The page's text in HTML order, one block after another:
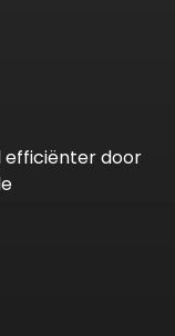
efficiënter door